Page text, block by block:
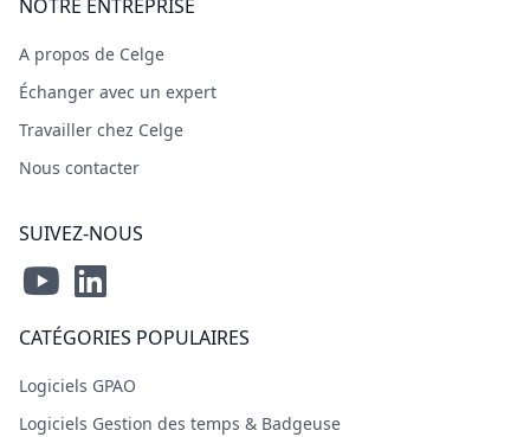
NOTRE ENTREPRISE
A propos de Celge
Échanger avec un expert
Travailler chez Celge
Nous contacter
SUIVEZ-NOUS
CATÉGORIES POPULAIRES
Logiciels GPAO
Logiciels Gestion des temps & Badgeuse